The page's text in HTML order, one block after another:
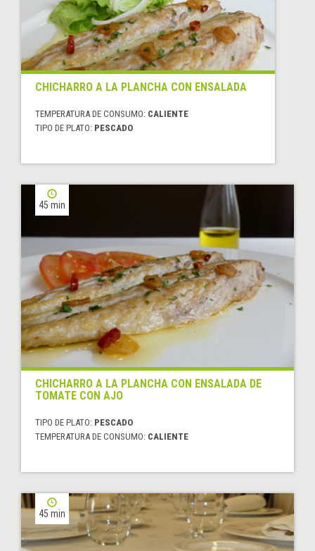
CHICHARRO A LA PLANCHA CON ENSALADA
TEMPERATURA DE CONSUMO: CALIENTE
TIPO DE PLATO: PESCADO
45 min
CHICHARRO A LA PLANCHA CON ENSALADA DE
TOMATE CON AJO
TIPO DE PLATO: PESCADO
TEMPERATURA DE CONSUMO: CALIENTE
45 min